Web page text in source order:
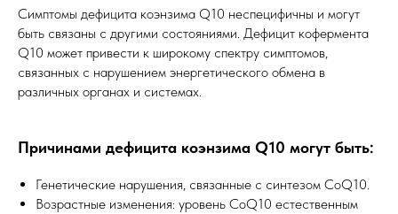
Симптомы дефицита коэнзима Q10 неспецифичны и могут
быть связаны с другими состояниями. Дефицит кофермента
Q10 может привести к широкому спектру симптомов,
связанных с нарушением энергетического обмена в
различных органах и системах.
Причинами дефицита коэнзима Q10 могут быть:
Генетические нарушения, связанные с синтезом CoQ10.
Возрастные изменения: уровень CoQ10 естественным